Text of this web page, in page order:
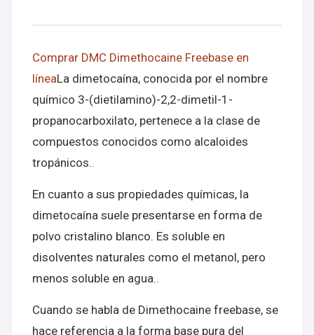
Comprar DMC Dimethocaine Freebase en
líneaLa dimetocaína, conocida por el nombre
químico 3-(dietilamino)-2,2-dimetil-1-
propanocarboxilato, pertenece a la clase de
compuestos conocidos como alcaloides
tropánicos..
En cuanto a sus propiedades químicas, la
dimetocaína suele presentarse en forma de
polvo cristalino blanco. Es soluble en
disolventes naturales como el metanol, pero
menos soluble en agua..
Cuando se habla de Dimethocaine freebase, se
hace referencia a la forma base pura del